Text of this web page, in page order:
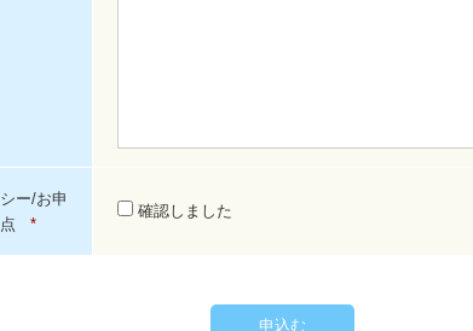
ー/お申
*
確認しました